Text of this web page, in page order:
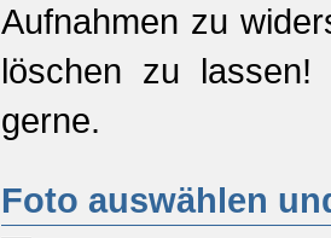
Aufnahmen zu
löschen zu lassen!
gerne.
Foto auswählen